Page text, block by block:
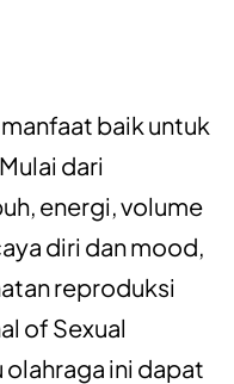
baik untuk
dari
energi, volume
diri dan mood,
reproduksi
of Sexual
olahraga ini dapat